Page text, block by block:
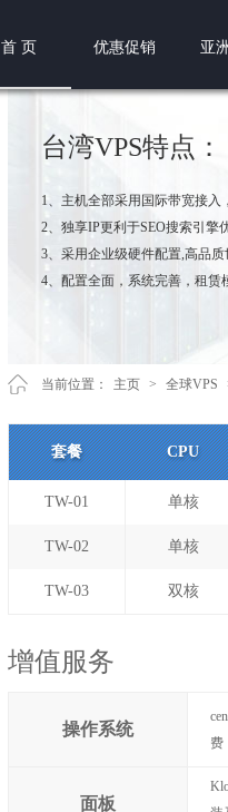
首 页 优惠促销 亚
台湾VPS特点：
1、主机全部采用国际带宽接
2、独享IP更利于SEO搜索引擎
3、采用企业级硬件配置,高品
4、配置全面，系统完善，租
当前位置： 主页 > 全球VPS
套餐 CPU
TW-01 单核
TW-02 单核
TW-03 双核
增值服务
操作系统
费
面板